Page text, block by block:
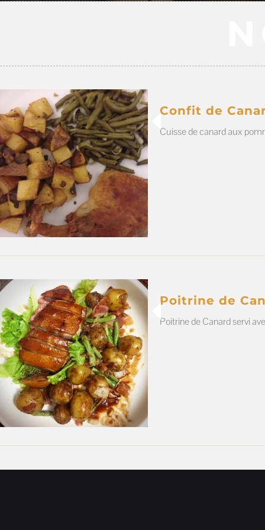
Confit de
Cuisse de canard aux
Poitrine de
Poitrine de Canard servi